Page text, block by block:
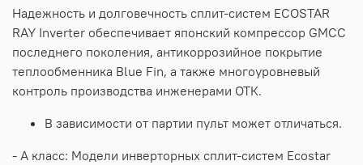
Надежность и долговечность сплит-систем ECOSTAR
RAY Inverter обеспечивает японский компрессор GMCC
последнего поколения, антикоррозийное покрытие
теплообменника Blue Fin, а также многоуровневый
контроль производства инженерами ОТК.
В зависимости от партии пульт может отличаться.
- А класс: Модели инверторных сплит-систем Ecostar